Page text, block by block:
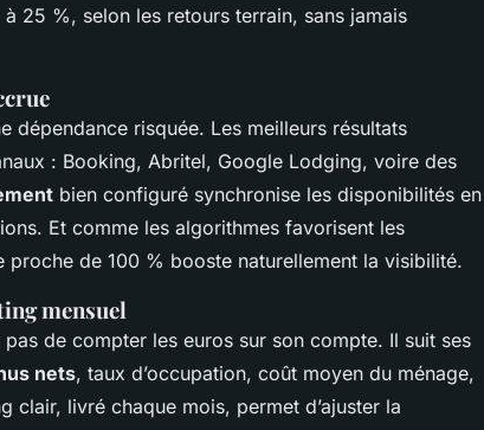
à 25 %, selon les retours terrain, sans jamais
dépendance risquée. Les meilleurs résultats
: Booking, Abritel, Google Lodging, voire des
bien configuré synchronise les disponibilités en
Et comme les algorithmes favorisent les
de 100 % booste naturellement la visibilité.
mensuel
de compter les euros sur son compte. Il suit ses
nets, taux d’occupation, coût moyen du ménage,
clair, livré chaque mois, permet d’ajuster la